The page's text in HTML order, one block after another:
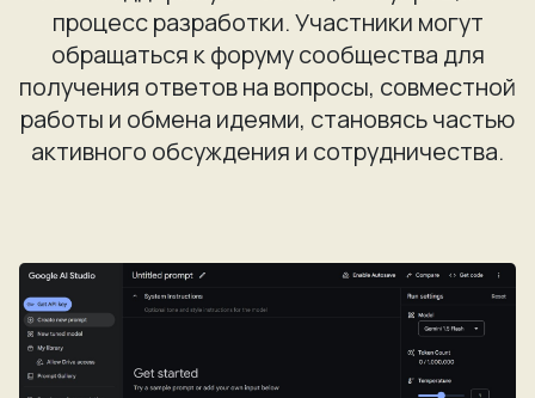
процесс разработки. Участники могут
обращаться к форуму сообщества для
получения ответов на вопросы, совместной
работы и обмена идеями, становясь частью
активного обсуждения и сотрудничества.